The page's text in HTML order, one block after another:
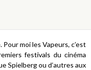
moi les Vapeurs, c’est
festivals du cinéma
Spielberg ou d’autres aux